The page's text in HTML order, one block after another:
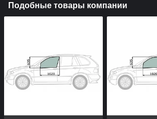
Подобные товары компании